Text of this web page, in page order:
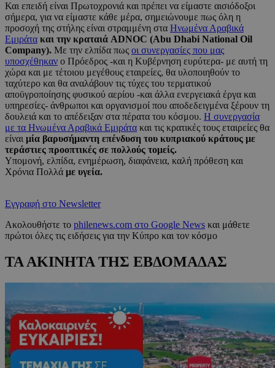
Και επειδή είναι Πρωτοχρονιά και πρέπει να είμαστε αισιόδοξοι
σήμερα, για να είμαστε κάθε μέρα, σημειώνουμε πως όλη η
προσοχή της στήλης είναι στραμμένη στα Ηνωμένα Αραβικά
Εμιράτα και την κραταιά ADNOC (Abu Dhabi National Oil
Company). Με την ελπίδα πως οι συνεργασίες που μας
υποσχέθηκαν ο Πρόεδρος -και η Κυβέρνηση ευρύτερα- με αυτή τη
χώρα και με τέτοιου μεγέθους εταιρείες, θα υλοποιηθούν το
ταχύτερο και θα αναλάβουν τις τύχες του τερματικού
αποϋγροποίησης φυσικού αερίου -και άλλα ενεργειακά έργα και
υπηρεσίες- άνθρωποι και οργανισμοί που αποδεδειγμένα ξέρουν τη
δουλειά και το απέδειξαν στα πέρατα του κόσμου. Η συνεργασία
με τα Ηνωμένα Αραβικά Εμιράτα και τις κρατικές τους εταιρείες θα
είναι μία βαρυσήμαντη επένδυση του κυπριακού κράτους με
τεράστιες προοπτικές σε πολλούς τομείς.
Υπομονή, ελπίδα, ενημέρωση, διαφάνεια, καλή πρόθεση και
Χρόνια Πολλά με υγεία.
Εγγραφή στο Newsletter
Ακολουθήστε το philenews.com στο Google News και μάθετε
πρώτοι όλες τις ειδήσεις για την Κύπρο και τον κόσμο
ΤΑ ΑΚΙΝΗΤΑ ΤΗΣ ΕΒΔΟΜΑΔΑΣ